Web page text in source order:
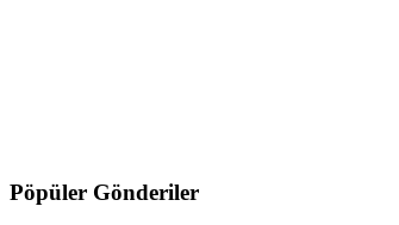
Pöpüler Gönderiler